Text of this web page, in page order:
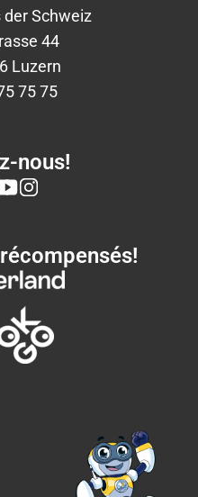
Schweiz
44
Luzern
75 75
nous!